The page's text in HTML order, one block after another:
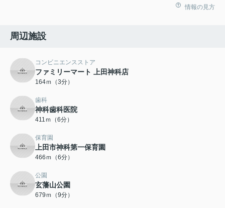
情報の見方
周辺施設
コンビニエンスストア
ファミリーマート 上田神科店
164ｍ（3分）
歯科
神科歯科医院
411ｍ（6分）
保育園
上田市神科第一保育園
466ｍ（6分）
公園
玄藩山公園
679ｍ（9分）